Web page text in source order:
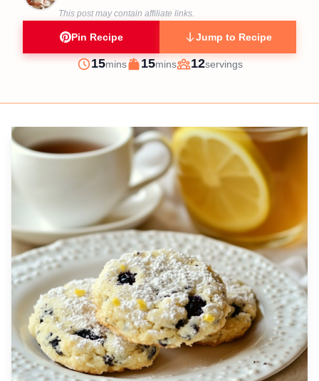
This post may contain affiliate links.
Pin Recipe Jump to Recipe
Prep
15minutes
mins
Cook
15minutes
mins
Servings
12servings